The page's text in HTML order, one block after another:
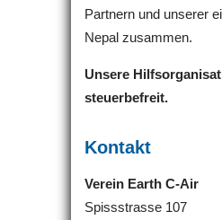
Partnern und unserer
Nepal zusammen.
Unsere
steuerbefreit.
Kontakt
Verein Earth C-Air
Spissstrasse 107